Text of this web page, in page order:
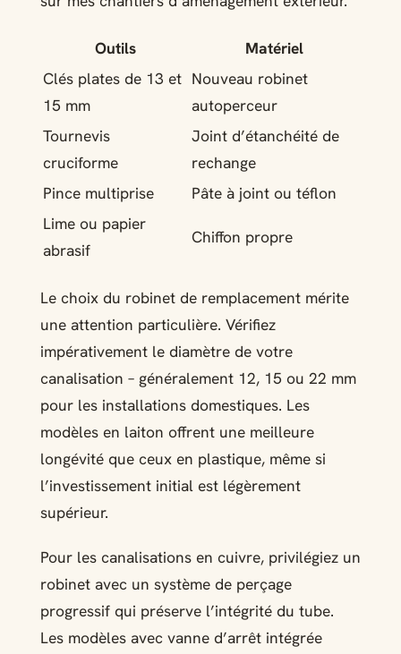
Outils
Matériel
Clés plates de 13 et
15 mm
Nouveau robinet
autoperceur
Tournevis
cruciforme
Joint d’étanchéité de
rechange
Pince multiprise
Pâte à joint ou téflon
Lime ou papier
abrasif
Chiffon propre
Le choix du robinet de remplacement mérite
une attention particulière. Vérifiez
impérativement le diamètre de votre
canalisation – généralement 12, 15 ou 22 mm
pour les installations domestiques. Les
modèles en laiton offrent une meilleure
longévité que ceux en plastique, même si
l’investissement initial est légèrement
supérieur.
Pour les canalisations en cuivre, privilégiez un
robinet avec un système de perçage
progressif qui préserve l’intégrité du tube.
Les modèles avec vanne d’arrêt intégrée